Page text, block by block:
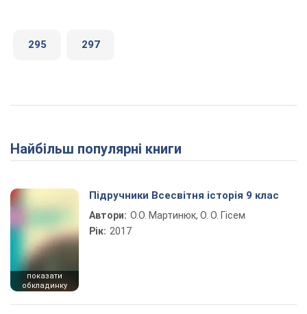
295 297
Найбільш популярні книги
показати
обкладинку
Підручники Всесвітня історія 9 клас
Автори: О.О. Мартинюк, О. О. Гісем
Рік: 2017